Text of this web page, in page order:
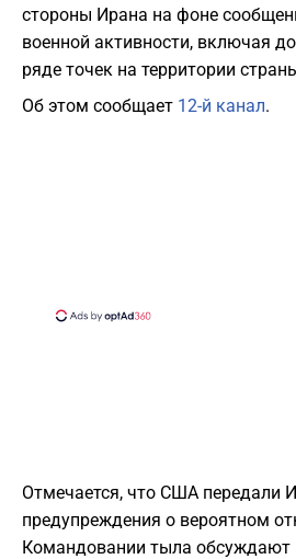
стороны Ирана на фоне
военной активности, включая
ряде точек на территории
Об этом сообщает 12-й канал.
Отмечается, что США передали
предупреждения о вероятном
Командовании тыла